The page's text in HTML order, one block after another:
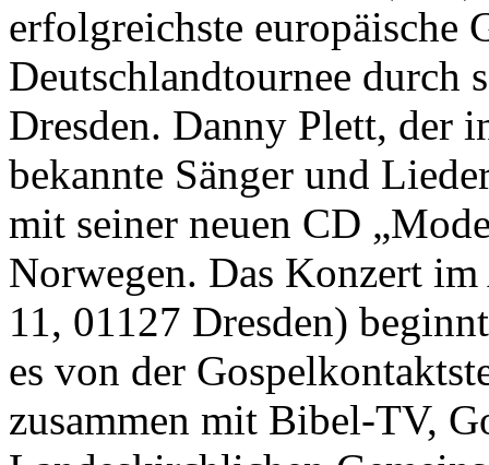
erfolgreichste europäische
Deutschlandtournee durch
Dresden. Danny Plett, der
bekannte Sänger und
mit seiner neuen CD
Norwegen. Das Konzert
11, 01127 Dresden)
es von der
zusammen mit Bibel-TV,